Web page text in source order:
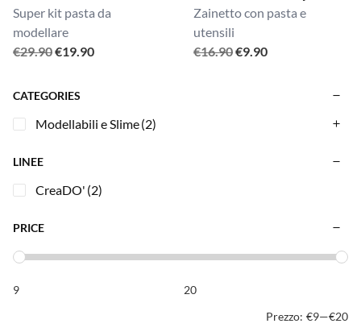
Super kit pasta da
modellare
€29.90Il
originale
€29.90.
€19.90Il
€19.90.
Zainetto con pasta e
utensili
€16.90Il
€9.90Il
CATEGORIES
Modellabili e Slime(2)
LINEE
CreaDO' (2)
PRICE
Prezzo: €9—€20